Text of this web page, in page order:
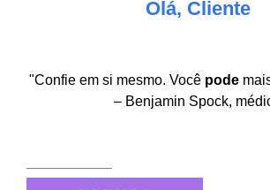
Olá, Cliente
"Confie em si mesmo. Você pode
– Benjamin Spock,